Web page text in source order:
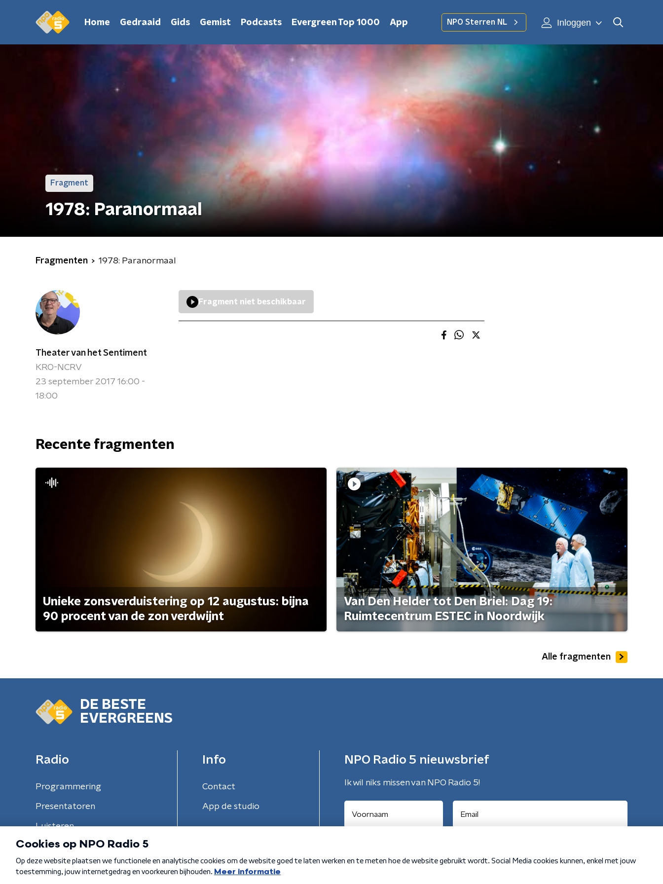
Home Gedraaid Gids Gemist Podcasts Evergreen Top 1000 App NPO Sterren NL Inloggen
Fragment
1978: Paranormaal
Fragmenten 1978: Paranormaal
Theater van het Sentiment
KRO-NCRV
23 september 2017 16:00 -
18:00
Fragment niet beschikbaar
Recente fragmenten
Unieke zonsverduistering op 12 augustus: bijna
90 procent van de zon verdwijnt
Van Den Helder tot Den Briel: Dag 19:
Ruimtecentrum ESTEC in Noordwijk
Alle fragmenten
DE BESTE
EVERGREENS
Radio
Programmering
Presentatoren
Luisteren
Info
Contact
App de studio
NPO Radio 5 nieuwsbrief
Ik wil niks missen van NPO Radio 5!
Algemene voorwaarden Privacybeleid